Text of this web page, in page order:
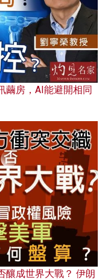
繭房，AI能避開相同
釀成世界大戰？ 伊朗